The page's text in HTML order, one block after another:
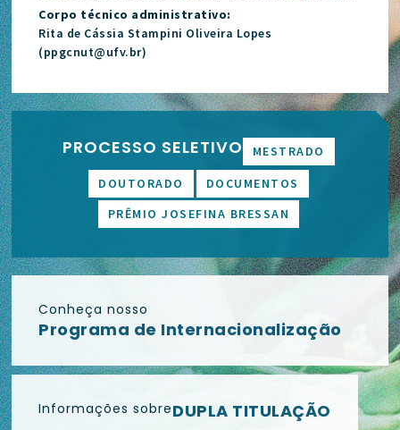
Corpo técnico administrativo:
Rita de Cássia Stampini Oliveira Lopes
(ppgcnut@ufv.br)
PROCESSO SELETIVO
MESTRADO
DOUTORADO
DOCUMENTOS
PRÊMIO JOSEFINA BRESSAN
Conheça nosso
Programa de Internacionalização
Informações sobreDUPLA TITULAÇÃO